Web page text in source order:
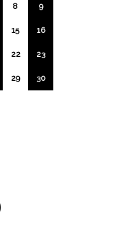
8 9
15 16
22 23
29 30